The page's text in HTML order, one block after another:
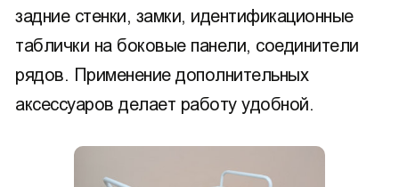
задние стенки, замки, идентификационные
таблички на боковые панели, соединители
рядов. Применение дополнительных
аксессуаров делает работу удобной.